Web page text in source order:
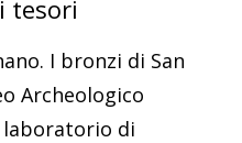
tesori
I bronzi di San
Archeologico
laboratorio di